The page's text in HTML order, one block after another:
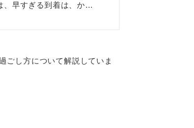
、早すぎる到着は、か…
ごし方について解説していま